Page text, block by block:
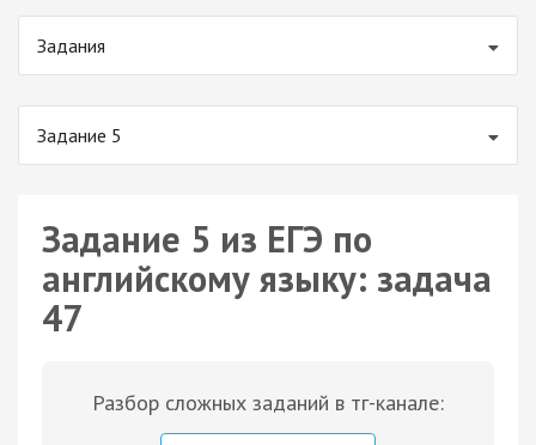
Задания
Задание 5
Задание 5 из ЕГЭ по
английскому языку: задача
47
Разбор сложных заданий в тг-канале: